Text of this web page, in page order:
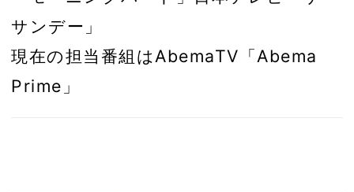
サンデー」
現在の担当番組はAbemaTV「Abema
Prime」